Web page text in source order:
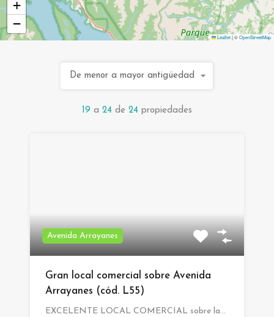
+
−
Leaflet|©OpenStreetMap
19 a 24 de 24 propiedades
De menor a mayor antigüedad
Avenida Arrayanes
Gran local comercial sobre Avenida
Arrayanes (cód. L55)
EXCELENTE LOCAL COMERCIAL sobre la…